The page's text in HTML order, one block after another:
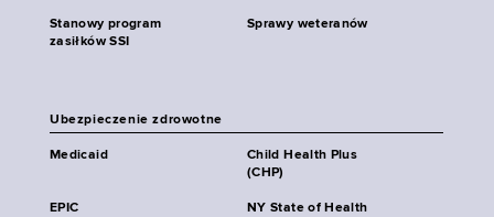
Stanowy program
zasiłków SSI
Sprawy weteranów
Ubezpieczenie zdrowotne
Medicaid
Child Health Plus
(CHP)
EPIC NY State of Health